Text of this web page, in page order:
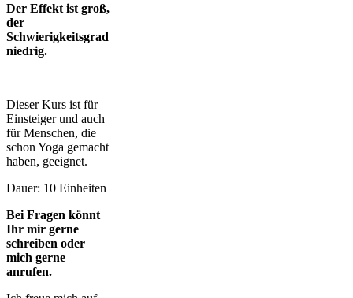
Der Effekt ist groß,
der
Schwierigkeitsgrad
niedrig.
Dieser Kurs ist für
Einsteiger und auch
für Menschen, die
schon Yoga gemacht
haben, geeignet.
Dauer: 10 Einheiten
Bei Fragen könnt
Ihr mir gerne
schreiben oder
mich gerne
anrufen.